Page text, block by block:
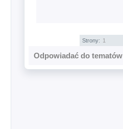
Strony: 1
Odpowiadać do